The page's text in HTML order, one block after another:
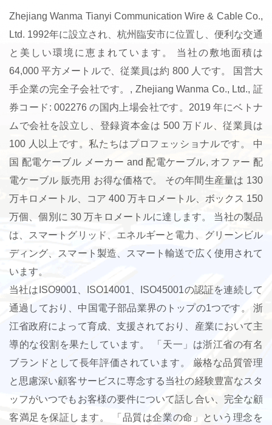
Zhejiang Wanma Tianyi Communication Wire & Cable Co.,
Ltd. 1992年に設立され、杭州臨安市に位置し、便利な交通
と美しい環境に恵まれています。 当社の敷地面積は
64,000 平方メートルで、従業員は約 800 人です。 国営大
手企業の完全子会社です。, Zhejiang Wanma Co., Ltd., 証
券コード: 002276 の国内上場会社です。2019 年にベトナ
ムで会社を設立し、登録資本金は 500 万ドル、従業員は
100 人以上です。私たちはプロフェッショナルです。 中
国 配電ケーブル メーカー and 配電ケーブル, オファー配
電ケーブル 販売用 お得な価格で。 その年間生産量は 130
万キロメートル、コア 400 万キロメートル、ボックス 150
万個、個別に 30 万キロメートルに達します。 当社の製品
は、スマートグリッド、エネルギーと電力、グリーンビル
ディング、スマート製造、スマート輸送で広く使用されて
います。
当社はISO9001、ISO14001、ISO45001の認証を連続して
通過しており、中国電子部品業界のトップの1つです。 浙
江省政府によって育成、支援されており、産業において主
導的な役割を果たしています。 「天一」は浙江省の有名
ブランドとして長年評価されています。 厳格な品質管理
と思慮深い顧客サービスに専念する当社の経験豊富なスタ
ッフがいつでもお客様の要件について話し合い、完全な顧
客満足を保証します。 「品質は企業の命」という理念を